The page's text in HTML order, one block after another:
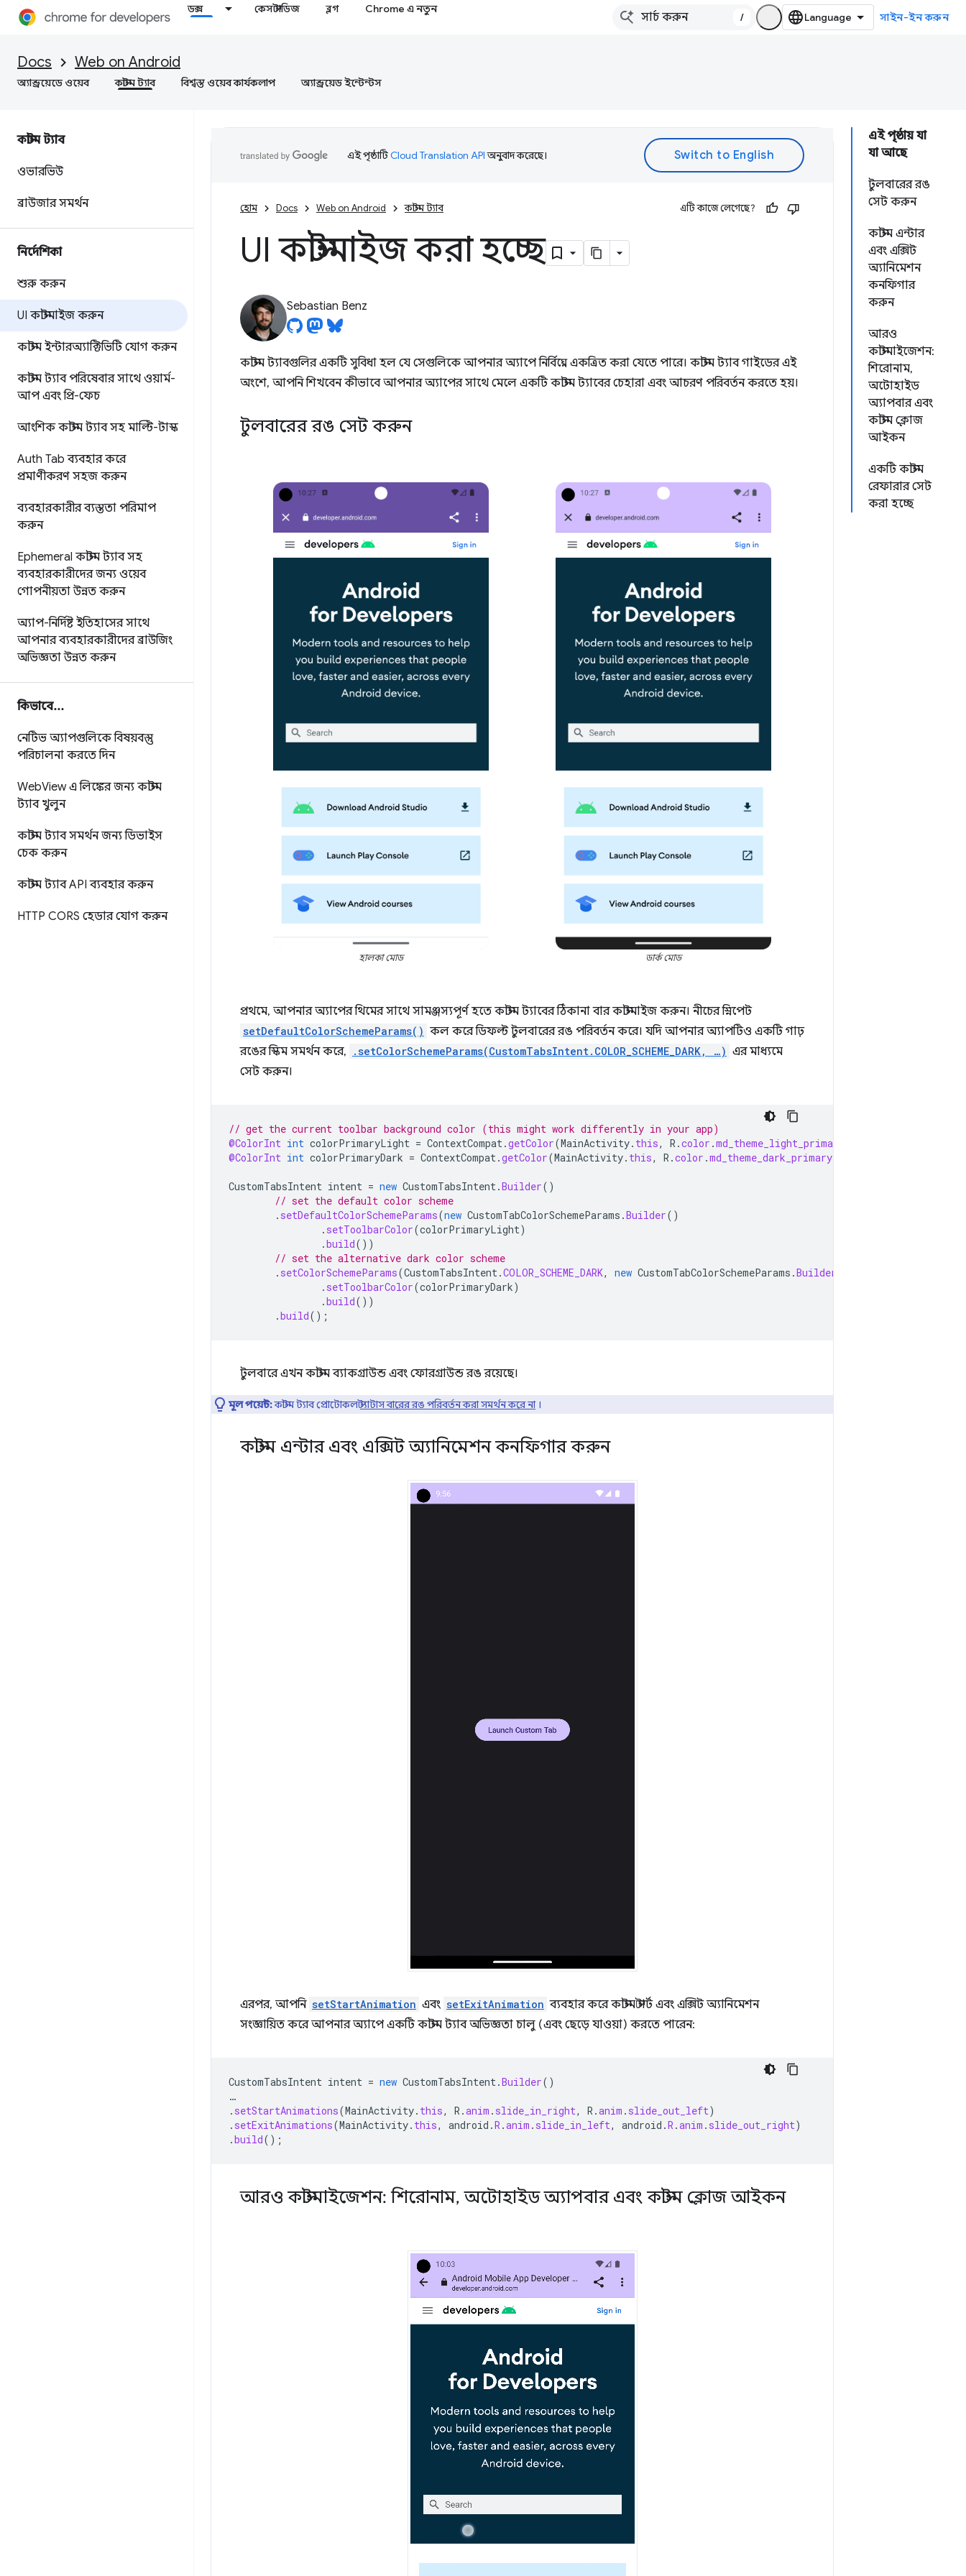
ডক্স কেস স্টাডিজ ব্লগ Chrome এ নতুন
/ সাইন-ইন করুন
Docs Web on Android
অ্যান্ড্রয়েডে ওয়েব কাস্টম ট্যাব বিশ্বস্ত ওয়েব কার্যকলাপ অ্যান্ড্রয়েড ইন্টেন্টস
কাস্টম ট্যাব
ওভারভিউ
ব্রাউজার সমর্থন
নির্দেশিকা
শুরু করুন
UI কাস্টমাইজ করুন
কাস্টম ইন্টারঅ্যাক্টিভিটি যোগ করুন
কাস্টম ট্যাব পরিষেবার সাথে ওয়ার্ম-
আপ এবং প্রি-ফেচ
আংশিক কাস্টম ট্যাব সহ মাল্টি-টাস্ক
Auth Tab ব্যবহার করে
প্রমাণীকরণ সহজ করুন
ব্যবহারকারীর ব্যস্ততা পরিমাপ
করুন
Ephemeral কাস্টম ট্যাব সহ
ব্যবহারকারীদের জন্য ওয়েব
গোপনীয়তা উন্নত করুন
অ্যাপ-নির্দিষ্ট ইতিহাসের সাথে
আপনার ব্যবহারকারীদের ব্রাউজিং
অভিজ্ঞতা উন্নত করুন
কিভাবে...
নেটিভ অ্যাপগুলিকে বিষয়বস্তু
পরিচালনা করতে দিন
WebView এ লিঙ্কের জন্য কাস্টম
ট্যাব খুলুন
কাস্টম ট্যাব সমর্থন জন্য ডিভাইস
চেক করুন
কাস্টম ট্যাব API ব্যবহার করুন
HTTP CORS হেডার যোগ করুন
এই পৃষ্ঠায় যা
যা আছে
টুলবারের রঙ
সেট করুন
কাস্টম এন্টার
এবং এক্সিট
অ্যানিমেশন
কনফিগার
করুন
আরও
কাস্টমাইজেশন:
শিরোনাম,
অটোহাইড
অ্যাপবার এবং
কাস্টম ক্লোজ
আইকন
একটি কাস্টম
রেফারার সেট
করা হচ্ছে
এই পৃষ্ঠাটিCloud Translation APIঅনুবাদ করেছে।
হোম Docs Web on Android কাস্টম ট্যাব এটি কাজে লেগেছে?
UI কাস্টমাইজ করা হচ্ছে
Sebastian Benz
কাস্টম ট্যাবগুলির একটি সুবিধা হল যে সেগুলিকে আপনার অ্যাপে নির্বিঘ্নে একত্রিত করা যেতে পারে। কাস্টম ট্যাব গাইডের এই
অংশে, আপনি শিখবেন কীভাবে আপনার অ্যাপের সাথে মেলে একটি কাস্টম ট্যাবের চেহারা এবং আচরণ পরিবর্তন করতে হয়।
টুলবারের রঙ সেট করুন
হালকা মোড ডার্ক মোড
প্রথমে, আপনার অ্যাপের থিমের সাথে সামঞ্জস্যপূর্ণ হতে কাস্টম ট্যাবের ঠিকানা বার কাস্টমাইজ করুন। নীচের স্নিপেট
setDefaultColorSchemeParams() কল করে ডিফল্ট টুলবারের রঙ পরিবর্তন করে। যদি আপনার অ্যাপটিও একটি গাঢ়
রঙের স্কিম সমর্থন করে,
.setColorSchemeParams(CustomTabsIntent.COLOR_SCHEME_DARK, …) এর মাধ্যমে
সেট করুন।
// get the current toolbar background color (this might work differently in your app)
@ColorInt int colorPrimaryLight = ContextCompat.getColor(MainActivity. this, R .color .md_theme_light_primary
@ColorInt int colorPrimaryDark = ContextCompat.getColor(MainActivity. this, R .color .md_theme_dark_primary
CustomTabsIntent intent = new CustomTabsIntent.Builder()
// set the default color scheme
. setDefaultColorSchemeParams(new CustomTabColorSchemeParams .Builder()
. setToolbarColor(colorPrimaryLight)
.build())
// set the alternative dark color scheme
. setColorSchemeParams(CustomTabsIntent.COLOR_SCHEME_DARK, new CustomTabColorSchemeParams .Builder
. setToolbarColor(colorPrimaryDark)
.build())
.build();
টুলবারে এখন কাস্টম ব্যাকগ্রাউন্ড এবং ফোরগ্রাউন্ড রঙ রয়েছে।
মূল পয়েন্ট:কাস্টম ট্যাব প্রোটোকলস্ট্যাটাস বারের রঙ পরিবর্তন করা সমর্থন করে না।
কাস্টম এন্টার এবং এক্সিট অ্যানিমেশন কনফিগার করুন
এরপর, আপনি setStartAnimation এবং setExitAnimation ব্যবহার করে কাস্টম স্টার্ট এবং এক্সিট অ্যানিমেশন
সংজ্ঞায়িত করে আপনার অ্যাপে একটি কাস্টম ট্যাব অভিজ্ঞতা চালু (এবং ছেড়ে যাওয়া) করতে পারেন:
CustomTabsIntent intent = new CustomTabsIntent.Builder()
…
. setStartAnimations(MainActivity. this, R .anim . slide_in_right, R .anim . slide_out_left)
. setExitAnimations(MainActivity. this, android .R .anim . slide_in_left, android .R .anim . slide_out_right)
.build();
আরও কাস্টমাইজেশন: শিরোনাম, অটোহাইড অ্যাপবার এবং কাস্টম ক্লোজ আইকন